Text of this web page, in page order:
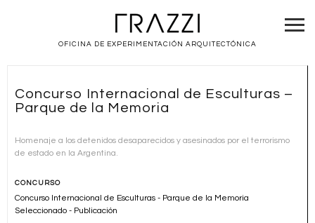
OFICINA DE EXPERIMENTACIÓN ARQUITECTÓNICA
Concurso Internacional de Esculturas –
Parque de la Memoria
Homenaje a los detenidos desaparecidos y asesinados por el terrorismo
de estado en la Argentina.
CONCURSO
Concurso Internacional de Esculturas - Parque de la Memoria
Seleccionado - Publicación